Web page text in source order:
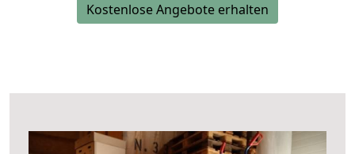
Kostenlose Angebote erhalten